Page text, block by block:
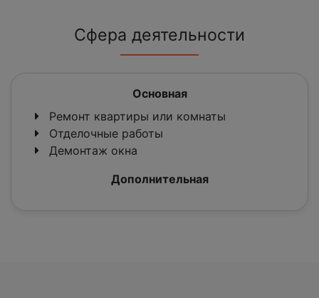
Сфера деятельности
Основная
Ремонт квартиры или комнаты
Отделочные работы
Демонтаж окна
Дополнительная